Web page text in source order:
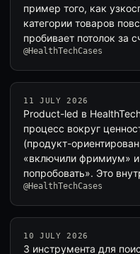
пример того, как
категории товаров
пробивает потолок за
@HealthTechCases
11 JULY 2026
Product-led в
процесс вокруг
(продукт-
«включили фримиум» и
попробовать». Это
@HealthTechCases
10 JULY 2026
3 инструмента для